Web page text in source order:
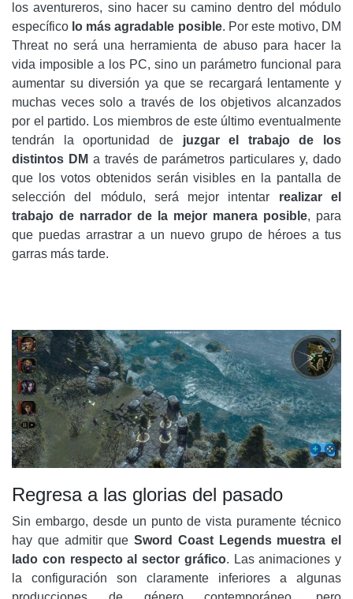
los aventureros, sino hacer su camino dentro del módulo
específico lo más agradable posible. Por este motivo, DM
Threat no será una herramienta de abuso para hacer la
vida imposible a los PC, sino un parámetro funcional para
aumentar su diversión ya que se recargará lentamente y
muchas veces solo a través de los objetivos alcanzados
por el partido. Los miembros de este último eventualmente
tendrán la oportunidad de juzgar el trabajo de los
distintos DM a través de parámetros particulares y, dado
que los votos obtenidos serán visibles en la pantalla de
selección del módulo, será mejor intentar realizar el
trabajo de narrador de la mejor manera posible, para
que puedas arrastrar a un nuevo grupo de héroes a tus
garras más tarde.
Regresa a las glorias del pasado
Sin embargo, desde un punto de vista puramente técnico
hay que admitir que Sword Coast Legends muestra el
lado con respecto al sector gráfico. Las animaciones y
la configuración son claramente inferiores a algunas